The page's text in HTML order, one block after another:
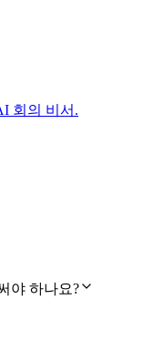
회의 비서.
야 하나요?